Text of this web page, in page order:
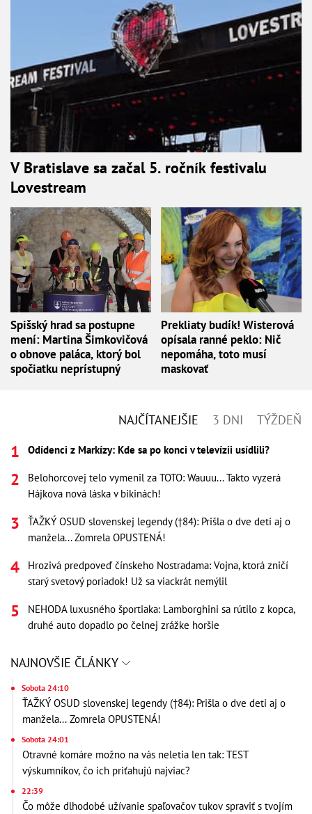
V Bratislave sa začal 5. ročník festivalu
Lovestream
Spišský hrad sa postupne
mení: Martina Šimkovičová
o obnove paláca, ktorý bol
spočiatku neprístupný
Prekliaty budík! Wisterová
opísala ranné peklo: Nič
nepomáha, toto musí
maskovať
NAJČÍTANEJŠIE 3 DNI TÝŽDEŇ
Odídenci z Markízy: Kde sa po konci v televízii usídlili?
Belohorcovej telo vymenil za TOTO: Wauuu... Takto vyzerá
Hájkova nová láska v bikinách!
ŤAŽKÝ OSUD slovenskej legendy (†84): Prišla o dve deti aj o
manžela... Zomrela OPUSTENÁ!
Hrozivá predpoveď čínskeho Nostradama: Vojna, ktorá zničí
starý svetový poriadok! Už sa viackrát nemýlil
NEHODA luxusného športiaka: Lamborghini sa rútilo z kopca,
druhé auto dopadlo po čelnej zrážke horšie
NAJNOVŠIE ČLÁNKY
Sobota 24:10
ŤAŽKÝ OSUD slovenskej legendy (†84): Prišla o dve deti aj o
manžela... Zomrela OPUSTENÁ!
Sobota 24:01
Otravné komáre možno na vás neletia len tak: TEST
výskumníkov, čo ich priťahujú najviac?
22:39
Čo môže dlhodobé užívanie spaľovačov tukov spraviť s tvojím